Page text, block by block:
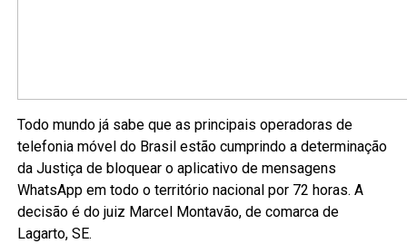
Todo mundo já sabe que as principais operadoras de
telefonia móvel do Brasil estão cumprindo a determinação
da Justiça de bloquear o aplicativo de mensagens
WhatsApp em todo o território nacional por 72 horas. A
decisão é do juiz Marcel Montavão, de comarca de
Lagarto, SE.